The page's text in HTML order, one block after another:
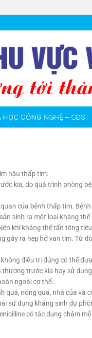
HỌC CÔNG NGHỆ – CĐS
hậu thấp tim:
kia, do quá trình phòng
của bệnh thấp tim.
sinh ra một loại kháng thể
khi kháng thể tấn tông
gây ra hẹp hở van tim. Từ
điều trị đúng có thể
thương trước kia hay sử
ngoài cơ thể.
quá, nóng quá, nhà của và
sử dụng kháng sinh dự
có tác dụng chậm